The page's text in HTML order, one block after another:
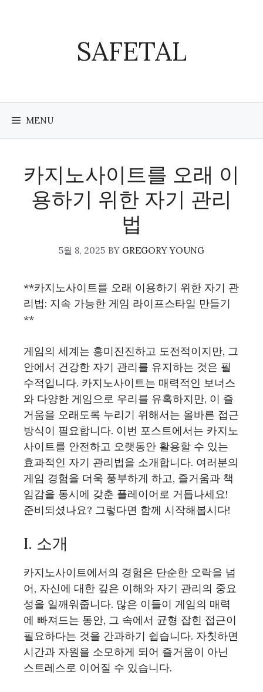
SAFETAL
MENU
카지노사이트를 오래 이
용하기 위한 자기 관리
법
5월 8, 2025 BY GREGORY YOUNG
**카지노사이트를 오래 이용하기 위한 자기 관
리법: 지속 가능한 게임 라이프스타일 만들기
**
게임의 세계는 흥미진진하고 도전적이지만, 그
안에서 건강한 자기 관리를 유지하는 것은 필
수적입니다. 카지노사이트는 매력적인 보너스
와 다양한 게임으로 우리를 유혹하지만, 이 즐
거움을 오래도록 누리기 위해서는 올바른 접근
방식이 필요합니다. 이번 포스트에서는 카지노
사이트를 안전하고 오랫동안 활용할 수 있는
효과적인 자기 관리법을 소개합니다. 여러분의
게임 경험을 더욱 풍부하게 하고, 즐거움과 책
임감을 동시에 갖춘 플레이어로 거듭나세요!
준비되셨나요? 그렇다면 함께 시작해봅시다!
I. 소개
카지노사이트에서의 경험은 단순한 오락을 넘
어, 자신에 대한 깊은 이해와 자기 관리의 중요
성을 일깨워줍니다. 많은 이들이 게임의 매력
에 빠져드는 동안, 그 속에서 균형 잡힌 접근이
필요하다는 것을 간과하기 쉽습니다. 자칫하면
시간과 자원을 소모하게 되어 즐거움이 아닌
스트레스로 이어질 수 있습니다.